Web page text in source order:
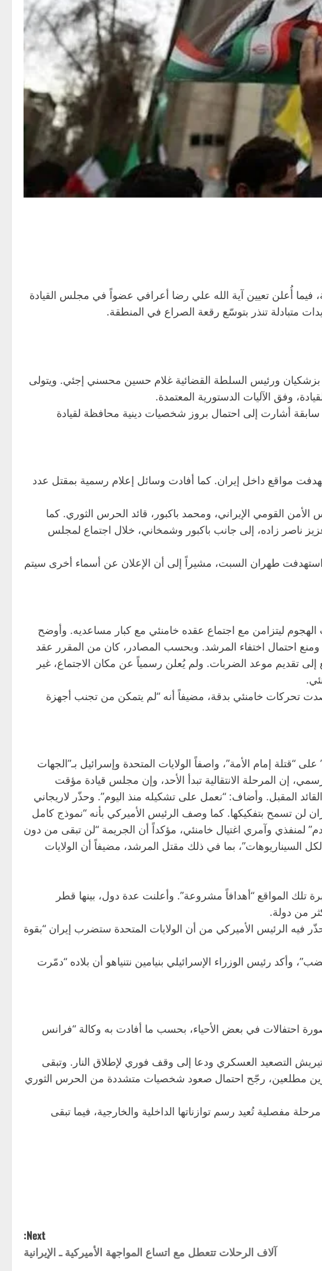
أُعلن تعيين آية الله علي رضا أعرافي عضواً في مجلس القيادة
متبادلة تنذر بتوسّع رقعة الصراع في المنطقة.
بزشكيان ورئيس السلطة القضائية غلام حسين محسني إجئي. ويتولى
وفق الآليات الدستورية المعتمدة.
أشارت إلى احتمال بروز شخصيات دينية محافظة لقيادة
مواقع داخل إيران. كما أفادت وسائل إعلام رسمية بمقتل عدد
القومي الإيراني، ومحمد باكبور، قائد الحرس الثوري. كما
ناصر زاده، إلى جانب باكبور وشمخاني، خلال اجتماع لمجلس
استهدفت طهران السبت، مشيراً إلى أن الإعلان عن أسماء أخرى سيتم
ليتزامن مع اجتماع عقده خامنئي مع كبار مساعديه. وأوضح
ومنع احتمال اختفاء المرشد. وبحسب المصادر، كان من المقرر عقد
إلى تقديم موعد الضربات. ولم يُعلن رسمياً عن مكان الاجتماع، غير
تحركات خامنئي بدقة، مضيفاً أنه “لم يتمكن من تجنب أجهزة
“قتلة إمام الأمة”، واصفاً الولايات المتحدة وإسرائيل بـ”الجهات
إن المرحلة الانتقالية تبدأ الأحد، وإن مجلس قيادة مؤقت
المقبل. وأضاف: “نعمل على تشكيله منذ اليوم”. وحذّر لاريجاني
لن تسمح بتفكيكها. كما وصف الرئيس الأميركي بأنه “نموذج كامل
لمنفذي وآمري اغتيال خامنئي، مؤكداً أن الجريمة “لن تبقى من دون
السيناريوهات”، بما في ذلك مقتل المرشد، مضيفاً أن الولايات
تلك المواقع “أهدافاً مشروعة”. وأعلنت عدة دول، بينها قطر
من دولة.
200 قتيل و747 جريحاً جراء الضربات، في وقت حذّر فيه الرئيس الأميركي من أن الولايات المتحدة ستضرب إيران “بقوة
وأكد رئيس الوزراء الإسرائيلي بنيامين نتنياهو أن بلاده “دمّرت
احتفالات في بعض الأحياء، بحسب ما أفادت به وكالة “فرانس
التصعيد العسكري ودعا إلى وقف فوري لإطلاق النار. وتبقى
مطلعين، رجّح احتمال صعود شخصيات متشددة من الحرس الثوري
مفصلية تُعيد رسم توازناتها الداخلية والخارجية، فيما تبقى
Next:
آلاف الرحلات تتعطل مع اتساع المواجهة الأميركية ـ الإيرانية